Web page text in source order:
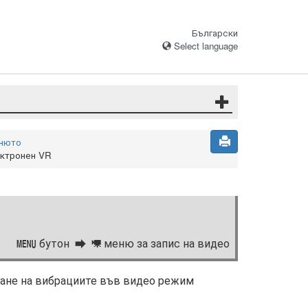
Български
Select language
VR
G бутон 1 меню за запис на видео
на вибрациите във видео режим